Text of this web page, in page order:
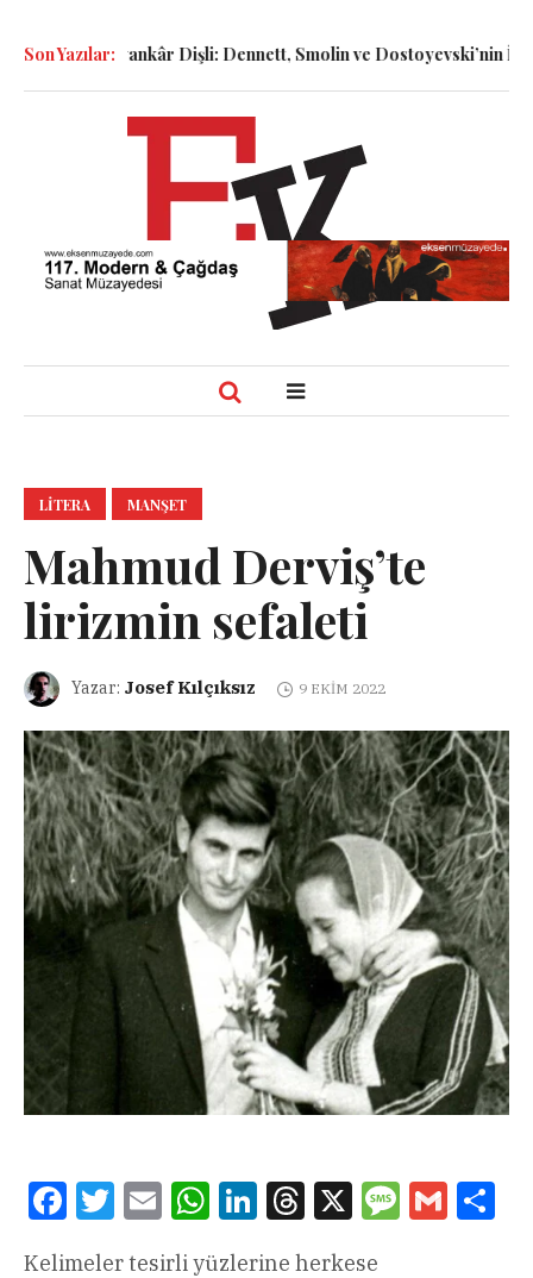
Son Yazılar:
İsyankâr Dişli: Dennett, Smolin ve Dostoyevski’nin İzinde
LITERA MANŞET
Mahmud Derviş’te
lirizmin sefaleti
Yazar: Josef Kılçıksız 9 EKIM 2022
FacebookTwitterEmail WhatsAppLinkedInThreads
X Message
Gmail
Kelimeler tesirli yüzlerine herkese